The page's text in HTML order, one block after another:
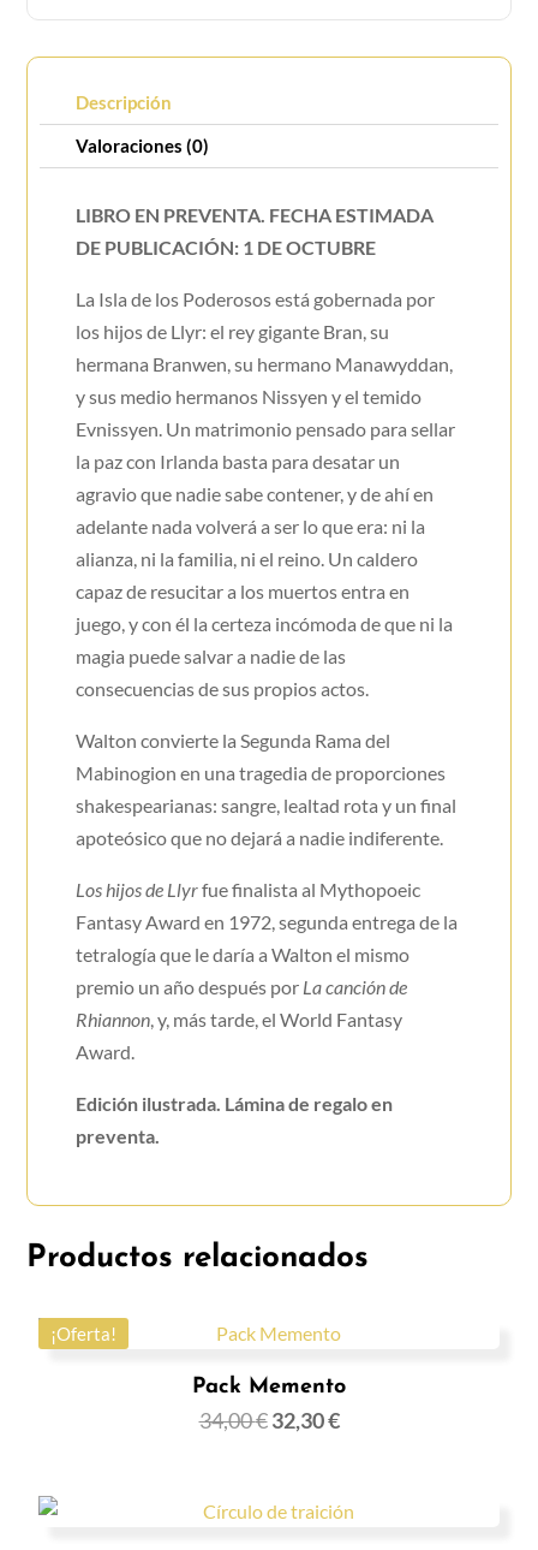
Descripción
Valoraciones (0)
LIBRO EN PREVENTA. FECHA ESTIMADA
DE PUBLICACIÓN: 1 DE OCTUBRE
La Isla de los Poderosos está gobernada por
los hijos de Llyr: el rey gigante Bran, su
hermana Branwen, su hermano Manawyddan,
y sus medio hermanos Nissyen y el temido
Evnissyen. Un matrimonio pensado para sellar
la paz con Irlanda basta para desatar un
agravio que nadie sabe contener, y de ahí en
adelante nada volverá a ser lo que era: ni la
alianza, ni la familia, ni el reino. Un caldero
capaz de resucitar a los muertos entra en
juego, y con él la certeza incómoda de que ni la
magia puede salvar a nadie de las
consecuencias de sus propios actos.
Walton convierte la Segunda Rama del
Mabinogion en una tragedia de proporciones
shakespearianas: sangre, lealtad rota y un final
apoteósico que no dejará a nadie indiferente.
Los hijos de Llyrfue finalista al Mythopoeic
Fantasy Award en 1972, segunda entrega de la
tetralogía que le daría a Walton el mismo
premio un año después por La canción de
Rhiannon, y, más tarde, el World Fantasy
Award.
Edición ilustrada. Lámina de regalo en
preventa.
Productos relacionados
¡Oferta!
Pack Memento
34,00€ 32,30€